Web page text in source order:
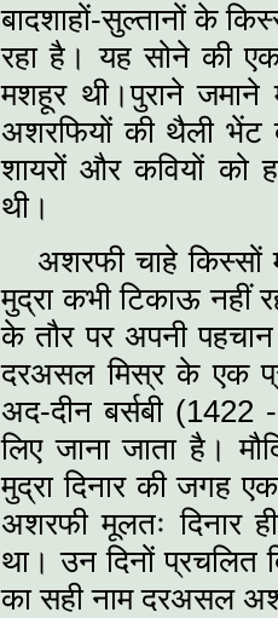
बादशाहों-सुल्तानों के
रहा है। यह सोने की
मशहूर थी।पुराने
अशरफियों की थैली भेंट
शायरों और कवियों को
थी।
अशरफी चाहे किस्सों
मुद्रा कभी टिकाऊ नहीं
के तौर पर अपनी पहचान
दरअसल मिस्र के एक
अद-दीन बर्सबी (1422
लिए जाना जाता है।
मुद्रा दिनार की जगह
अशरफी मूलतः दिनार
था। उन दिनों प्रचलित
का सही नाम दरअसल